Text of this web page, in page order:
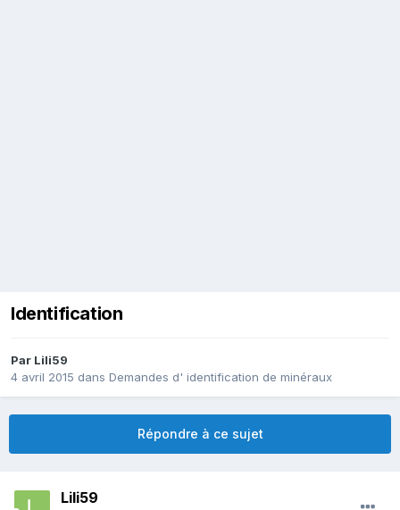
Identification
Par Lili59
4 avril 2015 dans Demandes d' identification de minéraux
Répondre à ce sujet
Lili59